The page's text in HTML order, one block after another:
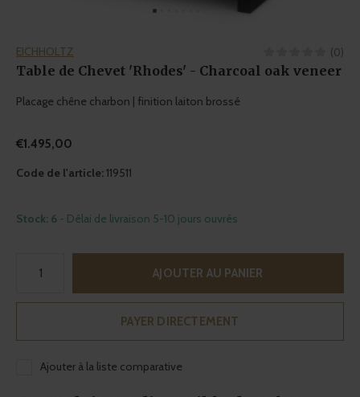
EICHHOLTZ (0)
Table de Chevet 'Rhodes' - Charcoal oak veneer
Placage chêne charbon | finition laiton brossé
€1.495,00
Code de l'article:119511
Stock: 6 - Délai de livraison 5-10 jours ouvrés
AJOUTER AU PANIER
PAYER DIRECTEMENT
Ajouter à la liste comparative